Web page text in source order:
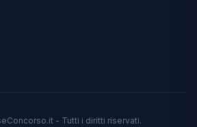
- Tutti i diritti riservati.